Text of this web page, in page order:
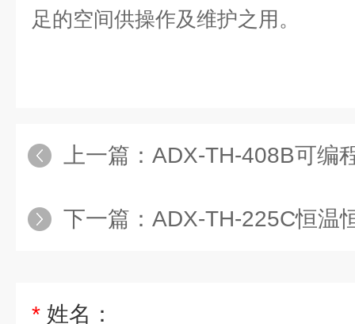
足的空间供操作及维护之用。
上一篇： ADX-TH-408B可编
下一篇： ADX-TH-225C恒温
* 姓名：